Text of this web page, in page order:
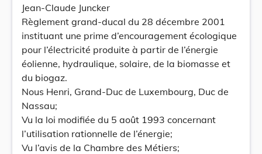
Jean-Claude Juncker
Règlement grand-ducal du 28 décembre 2001
instituant une prime d’encouragement écologique
pour l’électricité produite à partir de l’énergie
éolienne, hydraulique, solaire, de la biomasse et
du biogaz.
Nous Henri, Grand-Duc de Luxembourg, Duc de
Nassau;
Vu la loi modifiée du 5 août 1993 concernant
l’utilisation rationnelle de l’énergie;
Vu l’avis de la Chambre des Métiers;